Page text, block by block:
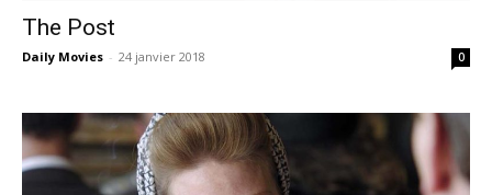
The Post
Daily Movies - 24 janvier 2018 0